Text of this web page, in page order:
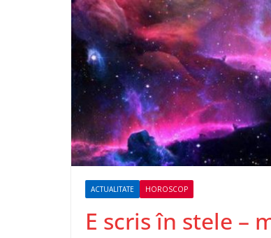
ACTUALITATE HOROSCOP
E scris în stele –